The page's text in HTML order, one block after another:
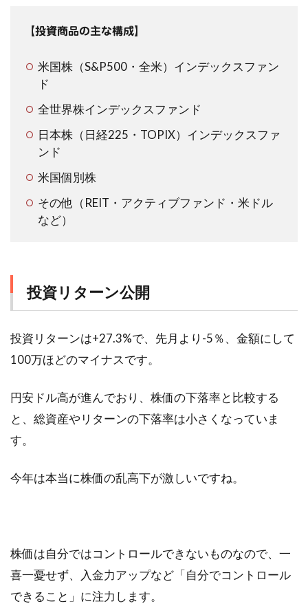
【投資商品の主な構成】
米国株（S&P500・全米）インデックスファン
ド
全世界株インデックスファンド
日本株（日経225・TOPIX）インデックスファ
ンド
米国個別株
その他（REIT・アクティブファンド・米ドル
など）
投資リターン公開
投資リターンは+27.3%で、先月より-5％、金額にして
100万ほどのマイナスです。
円安ドル高が進んでおり、株価の下落率と比較する
と、総資産やリターンの下落率は小さくなっていま
す。
今年は本当に株価の乱高下が激しいですね。
株価は自分ではコントロールできないものなので、一
喜一憂せず、入金力アップなど「自分でコントロール
できること」に注力します。